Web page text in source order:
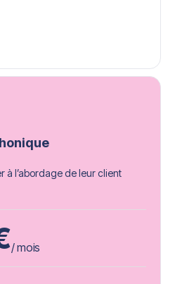
à l’abordage de leur client
/ mois